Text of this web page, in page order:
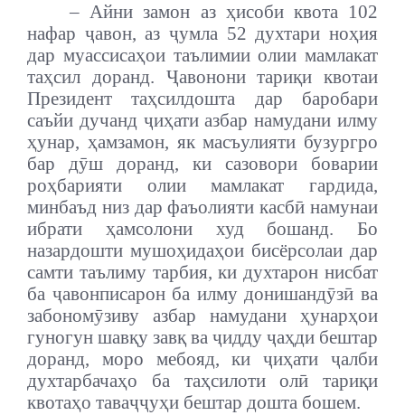
– Айни замон аз ҳисоби квота 102
нафар ҷавон, аз ҷумла 52 духтари ноҳия
дар муассисаҳои таълимии олии мамлакат
таҳсил доранд. Ҷавонони тариқи квотаи
Президент таҳсилдошта дар баробари
саъйи дучанд ҷиҳати азбар намудани илму
ҳунар, ҳамзамон, як масъулияти бузургро
бар дӯш доранд, ки сазовори боварии
роҳбарияти олии мамлакат гардида,
минбаъд низ дар фаъолияти касбӣ намунаи
ибрати ҳамсолони худ бошанд. Бо
назардошти мушоҳидаҳои бисёрсолаи дар
самти таълиму тарбия, ки духтарон нисбат
ба ҷавонписарон ба илму донишандӯзӣ ва
забономӯзиву азбар намудани ҳунарҳои
гуногун шавқу завқ ва ҷидду ҷаҳди бештар
доранд, моро мебояд, ки ҷиҳати ҷалби
духтарбачаҳо ба таҳсилоти олӣ тариқи
квотаҳо таваҷҷуҳи бештар дошта бошем.